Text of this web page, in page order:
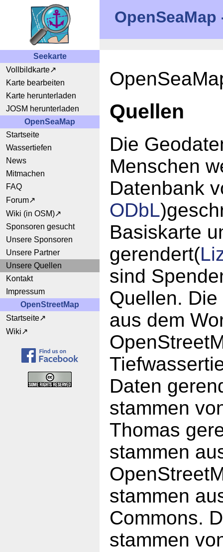
Seekarte
Vollbildkarte
Karte bearbeiten
Karte herunterladen
JOSM herunterladen
OpenSeaMap
Startseite
Wassertiefen
News
Mitmachen
FAQ
Forum
Wiki (in OSM)
Sponsoren gesucht
Unsere Sponsoren
Unsere Partner
Unsere Quellen
Kontakt
Impressum
OpenStreetMap
Startseite
Wiki
Quellen
Die
Menschen
Datenbank
ODbL
Basiskarte
gerendert(
sind
Quellen.
aus dem
Daten
stammen
Thomas
stammen
stammen
Commons.
stammen